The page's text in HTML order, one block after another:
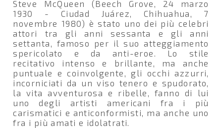
Steve McQueen (Beech Grove, 24 marzo
1930 - Ciudad Juárez, Chihuahua, 7
novembre 1980) è stato uno dei più celebri
attori tra gli anni sessanta e gli anni
settanta, famoso per il suo atteggiamento
spericolato e da anti-eroe. Lo stile
recitativo intenso e brillante, ma anche
puntuale e coinvolgente, gli occhi azzurri,
incorniciati da un viso tenero e spudorato,
la vita avventurosa e ribelle, fanno di lui
uno degli artisti americani fra i più
carismatici e anticonformisti, ma anche uno
fra i più amati e idolatrati.